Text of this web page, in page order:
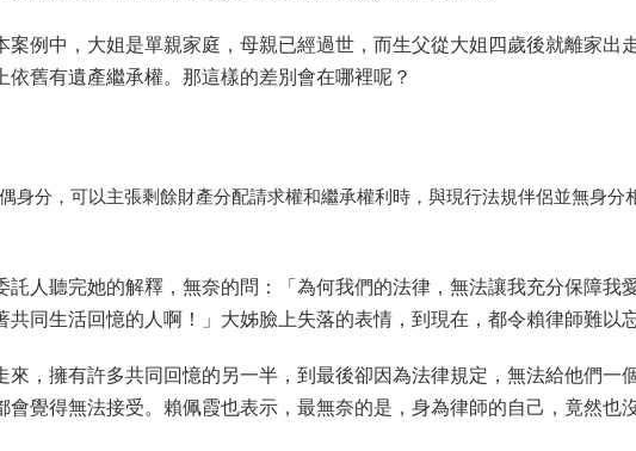
案例中，大姐是單親家庭，母親已經過世，而生父從大姐四歲後就離家出
依舊有遺產繼承權。那這樣的差別會在哪裡呢？
身分，可以主張剩餘財產分配請求權和繼承權利時，與現行法規伴侶並無身分
託人聽完她的解釋，無奈的問：「為何我們的法律，無法讓我充分保障我
共同生活回憶的人啊！」大姊臉上失落的表情，到現在，都令賴律師難以忘
來，擁有許多共同回憶的另一半，到最後卻因為法律規定，無法給他們一
會覺得無法接受。賴佩霞也表示，最無奈的是，身為律師的自己，竟然也